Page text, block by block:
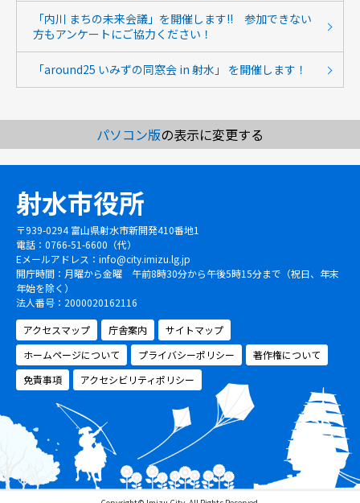
「内川 まちの未来会議」を開催します!! 参加できない
方もアンケートにご協力ください！
「around25 いみずの同窓会 in 射水」 を開催します！
パソコン版の表示に変更する
射水市役所
〒939-0294 富山県射水市新開発410番地1
電話：0766-51-6600（代）
Eメールアドレス： info@city.imizu.lg.jp
開庁時間：月曜から金曜 午前8時30分から午後5時15分まで（祝日、年末
年始を除く）
法人番号：2000020162116
アクセスマップ
庁舎案内
サイトマップ
ホームページについて
プライバシーポリシー
著作権について
免責事項
アクセシビリティポリシー